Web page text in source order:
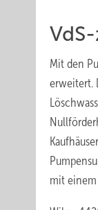
Mit den
erweitert.
mit